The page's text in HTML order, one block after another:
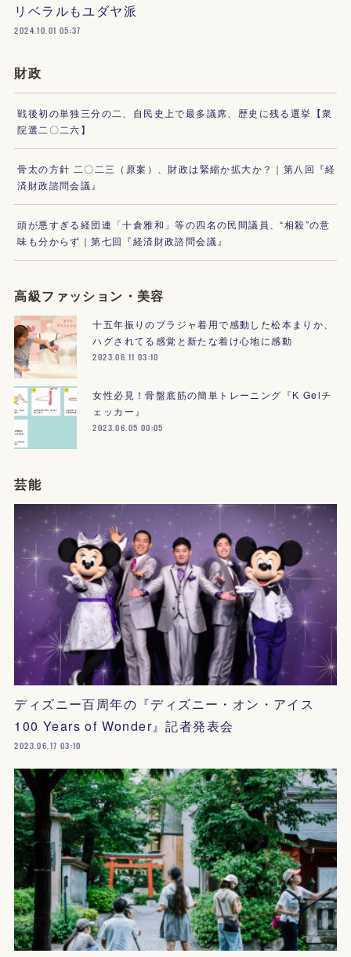
リベラルもユダヤ派
2024.10.01 05:37
財政
戦後初の単独三分の二、自民史上で最多議席、歴史に残る選挙【衆
院選二〇二六】
骨太の方針 二〇二三（原案）、財政は緊縮か拡大か？｜第八回『経
済財政諮問会議』
頭が悪すぎる経団連「十倉雅和」等の四名の民間議員、“相殺”の意
味も分からず｜第七回『経済財政諮問会議』
高級ファッション・美容
十五年振りのブラジャ着用で感動した松本まりか、
ハグされてる感覚と新たな着け心地に感動
2023.06.11 03:10
女性必見！骨盤底筋の簡単トレーニング『K Gelチ
ェッカー』
2023.06.05 00:05
芸能
ディズニー百周年の『ディズニー・オン・アイス
100 Years of Wonder』記者発表会
2023.06.17 03:10